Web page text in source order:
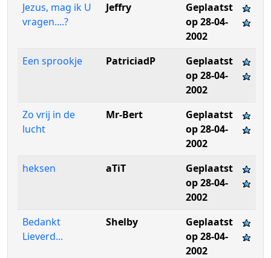
Jezus, mag ik U
vragen....?
Jeffry
Geplaatst
op 28-04-
2002
Een sprookje
PatriciadP
Geplaatst
op 28-04-
2002
Zo vrij in de
lucht
Mr-Bert
Geplaatst
op 28-04-
2002
heksen
aTiT
Geplaatst
op 28-04-
2002
Bedankt
Lieverd...
Shelby
Geplaatst
op 28-04-
2002